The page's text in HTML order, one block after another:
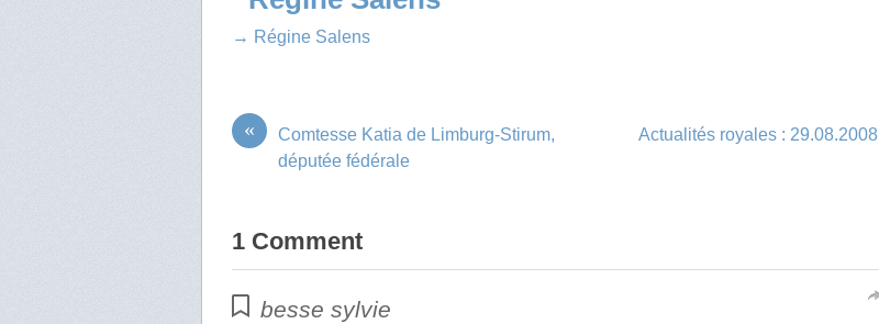
→ Régine Salens
«
Comtesse Katia de Limburg-Stirum,
députée fédérale
Actualités royales : 29.08.2008
1 Comment
besse sylvie